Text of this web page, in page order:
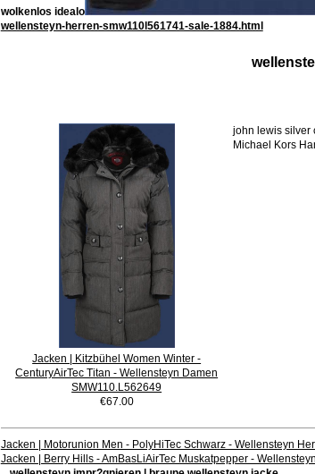
wolkenlos idealo
wellensteyn-herren-smw110l561741-sale-1884.html
Jacken | Kitzbühel Women Winter -
CenturyAirTec Titan - Wellensteyn Damen
SMW110.L562649
€67.00
john lewis silver
Michael Kors
Jacken | Motorunion Men - PolyHiTec Schwarz - Wellensteyn
Jacken | Berry Hills - AmBasLiAirTec Muskatpepper -